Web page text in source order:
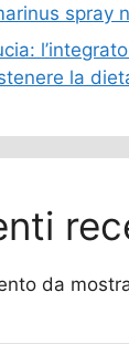
spray
la
da